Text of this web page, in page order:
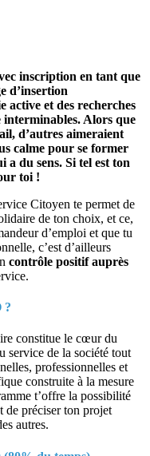
inscription en tant que
d’insertion
active et des recherches
Alors que
d’autres aimeraient
calme pour se former
a du sens. Si tel est ton
toi !
Citoyen te permet de
de ton choix, et ce,
d’emploi et que tu
c’est d’ailleurs
contrôle positif auprès
?
constitue le cœur du
service de la société tout
professionnelles et
construite à la mesure
t’offre la possibilité
de préciser ton projet
autres.